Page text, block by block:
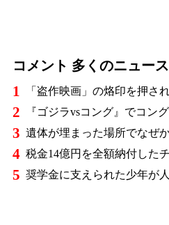
コメント 多くのニュース
1
2
3
4
5